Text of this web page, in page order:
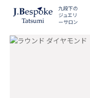
九段下の
ジュエリ
ーサロン